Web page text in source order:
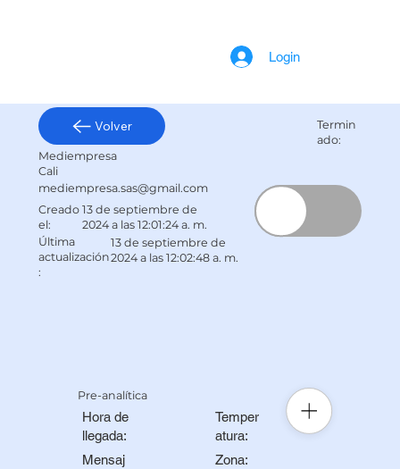
Login
Volver
Mediempresa
Cali
mediempresa.sas@gmail.com
Creado
el:
13 de septiembre de
2024 a las 12:01:24 a. m.
​Última
actualización
:
13 de septiembre de
2024 a las 12:02:48 a. m.
Termin
ado:
Pre-analítica
Hora de
llegada:
Mensaj
Temper
atura:
Zona: